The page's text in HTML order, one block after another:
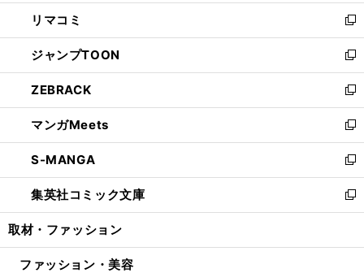
ウ
で
開
く
ン
ド
ウ
で
開
く
ウ
ィ
ン
ド
ウ
で
開
く
し
い
ウ
ィ
ン
ド
ウ
で
開
く
リマコミ
新
し
い
ウ
ィ
ン
ド
ウ
で
開
く
ジャンプTOON
新
し
い
ウ
ィ
ン
ド
ウ
で
開
ZEBRACK
新
し
い
ウ
ィ
ン
ド
ウ
開
マンガMeets
新
し
い
ウ
ィ
ン
ウ
S-MANGA
新
し
い
ウ
ン
集英社コミック文庫
新
し
ウ
取材・ファッション
ファッション・美容